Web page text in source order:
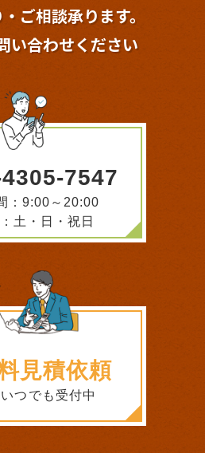
ご相談承ります。
い合わせください
7547
：9:00～20:00
土・日・祝日
見積依頼
つでも受付中